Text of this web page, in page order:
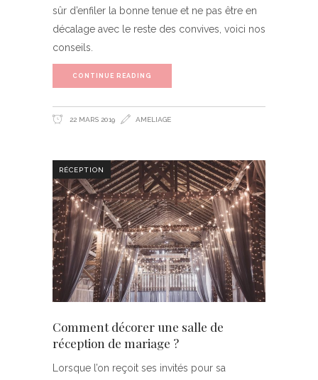
sûr d’enfiler la bonne tenue et ne pas être en
décalage avec le reste des convives, voici nos
conseils.
CONTINUE READING
22 MARS 2019 AMELIAGE
RÉCEPTION
Comment décorer une salle de
réception de mariage ?
Lorsque l’on reçoit ses invités pour sa